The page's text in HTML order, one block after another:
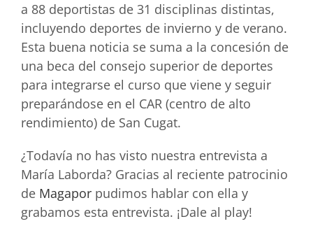
a 88 deportistas de 31 disciplinas distintas,
incluyendo deportes de invierno y de verano.
Esta buena noticia se suma a la concesión de
una beca del consejo superior de deportes
para integrarse el curso que viene y seguir
preparándose en el CAR (centro de alto
rendimiento) de San Cugat.
¿Todavía no has visto nuestra entrevista a
María Laborda? Gracias al reciente patrocinio
de Magapor pudimos hablar con ella y
grabamos esta entrevista. ¡Dale al play!